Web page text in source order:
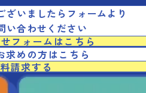
ざいましたらフォームより
い合わせください
フォームはこちら
求めの方はこちら
請求する